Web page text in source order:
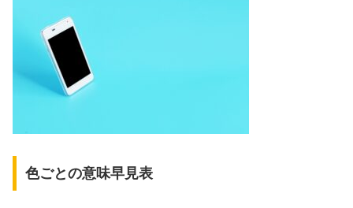
色ごとの意味早見表